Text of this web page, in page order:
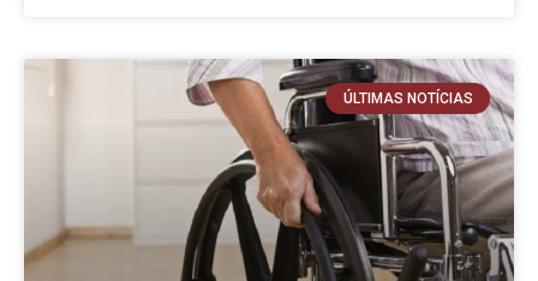
ÚLTIMAS NOTÍCIAS